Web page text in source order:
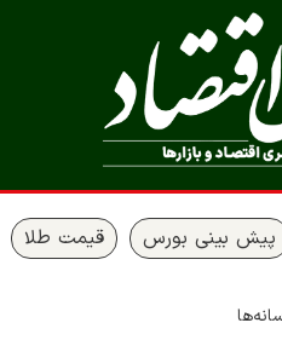
پیش بینی بورس قیمت طلا